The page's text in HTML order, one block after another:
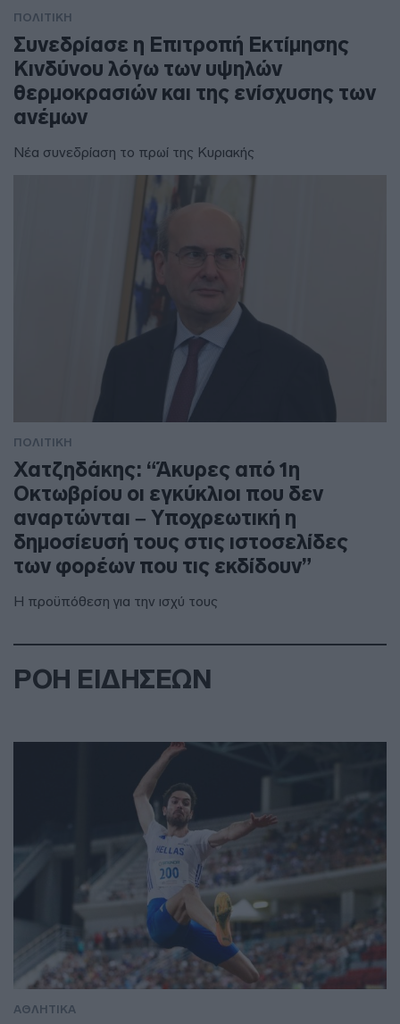
ΠΟΛΙΤΙΚΗ
Συνεδρίασε η Επιτροπή Εκτίμησης
Κινδύνου λόγω των υψηλών
θερμοκρασιών και της ενίσχυσης των
ανέμων
Νέα συνεδρίαση το πρωί της Κυριακής
ΠΟΛΙΤΙΚΗ
Χατζηδάκης: “Άκυρες από 1η
Οκτωβρίου οι εγκύκλιοι που δεν
αναρτώνται – Υποχρεωτική η
δημοσίευσή τους στις ιστοσελίδες
των φορέων που τις εκδίδουν”
Η προϋπόθεση για την ισχύ τους
ΡΟΗ ΕΙΔΗΣΕΩΝ
ΑΘΛΗΤΙΚΑ